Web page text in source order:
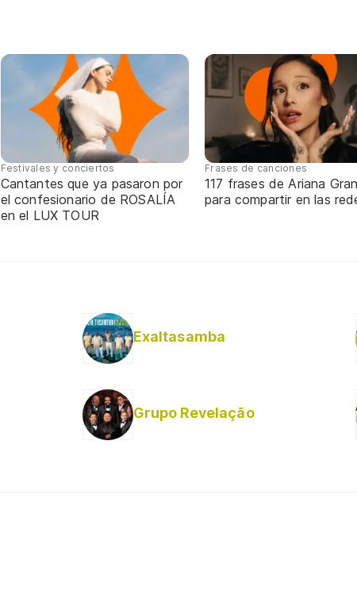
Festivales y conciertos
Cantantes que ya pasaron por
el confesionario de ROSALÍA
en el LUX TOUR
Frases de canciones
117 frases de Ariana
para compartir en las
Exaltasamba
Grupo Revelação